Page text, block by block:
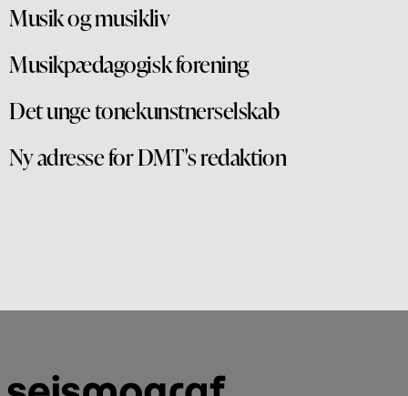
Musik og musikliv
Musikpædagogisk forening
Det unge tonekunstnerselskab
Ny adresse for DMT's redaktion